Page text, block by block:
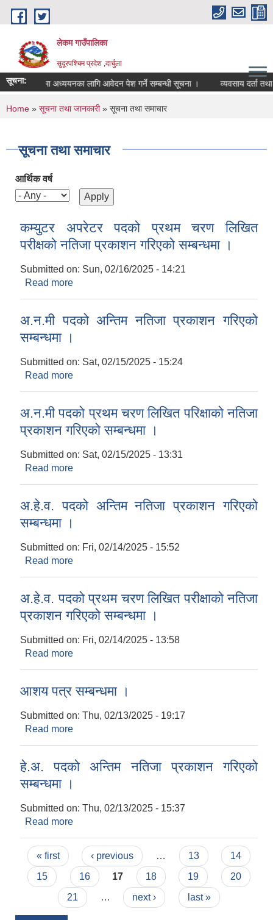
Skip to main content
लेकम गाउँपालिका
सुदूरपश्चिम प्रदेश ,दार्चुला
सूचना:
छात्रवृत्तिमा अध्ययनका लागि आवेदन पेश गर्ने सम्बन्धी सूचना । व्यवसाय दर्ता
You are here
Home » सूचना तथा जानकारी» सूचना तथा समाचार
सूचना तथा समाचार
आर्थिक वर्ष
कम्युटर अपरेटर पदको प्रथम चरण लिखित
परीक्षको नतिजा प्रकाशन गरिएको सम्बन्धमा ।
Submitted on: Sun, 02/16/2025 - 14:21
Read more
अ.न.मी पदको अन्तिम नतिजा प्रकाशन गरिएको
सम्बन्धमा ।
Submitted on: Sat, 02/15/2025 - 15:24
Read more
अ.न.मी पदको प्रथम चरण लिखित परिक्षाको नतिजा
प्रकाशन गरिएको सम्बन्धमा ।
Submitted on: Sat, 02/15/2025 - 13:31
Read more
अ.हे.व. पदको अन्तिम नतिजा प्रकाशन गरिएको
सम्बन्धमा ।
Submitted on: Fri, 02/14/2025 - 15:52
Read more
अ.हे.व. पदको प्रथम चरण लिखित परीक्षाको नतिजा
प्रकाशन गरिएको सम्बन्धमा ।
Submitted on: Fri, 02/14/2025 - 13:58
Read more
आशय पत्र सम्बन्धमा ।
Submitted on: Thu, 02/13/2025 - 19:17
Read more
हे.अ. पदको अन्तिम नतिजा प्रकाशन गरिएको
सम्बन्धमा ।
Submitted on: Thu, 02/13/2025 - 15:37
Read more
Pages
« first ‹ previous … 13
14
15
16 17 18 19
20
21
… next › last »